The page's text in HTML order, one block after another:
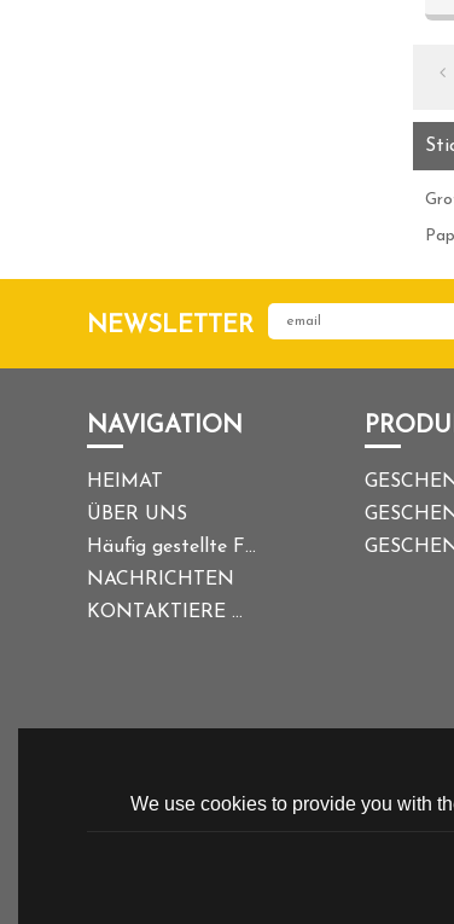
NAVIGATION
HEIMAT
ÜBER UNS
Häufig gestellte Fragen
NACHRICHTEN
KONTAKTIERE UNS
We use cookies to provide you with